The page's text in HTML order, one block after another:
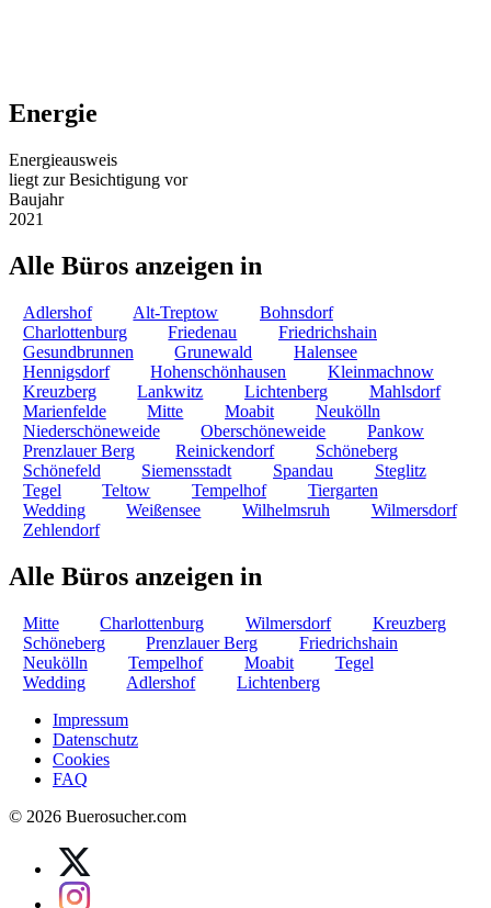
Energie
Energieausweis
liegt zur Besichtigung vor
Baujahr
2021
Alle Büros anzeigen in
Adlershof Alt-Treptow
Bohnsdorf
Charlottenburg
Friedenau
Friedrichshain
Gesundbrunnen
Grunewald
Halensee
Hennigsdorf
Hohenschönhausen
Kleinmachnow
Kreuzberg
Lankwitz Lichtenberg
Mahlsdorf
Marienfelde
Mitte Moabit
Neukölln
Niederschöneweide
Oberschöneweide
Pankow
Prenzlauer Berg
Reinickendorf
Schöneberg
Schönefeld
Siemensstadt Spandau
Steglitz
Tegel
Teltow Tempelhof
Tiergarten
Wedding
Weißensee Wilhelmsruh
Wilmersdorf
Zehlendorf
Alle Büros anzeigen in
Mitte Charlottenburg Wilmersdorf
Kreuzberg
Schöneberg
Prenzlauer Berg
Friedrichshain
Neukölln
Tempelhof Moabit
Tegel
Wedding
Adlershof
Lichtenberg
Impressum
Datenschutz
Cookies
FAQ
© 2026 Buerosucher.com